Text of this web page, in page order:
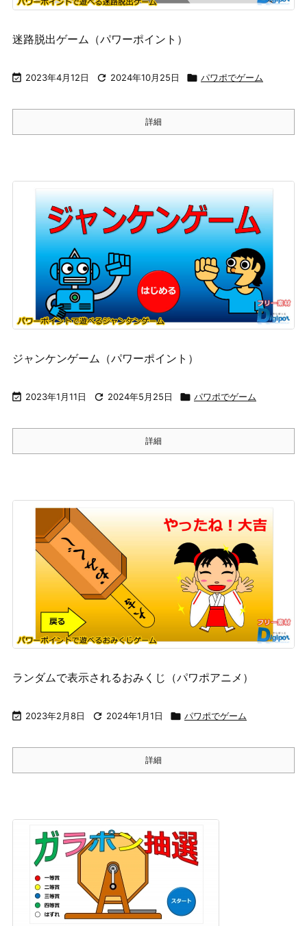
迷路脱出ゲーム（パワーポイント）
 2023年4月12日  2024年10月25日  パワポでゲーム
詳細
ジャンケンゲーム（パワーポイント）
 2023年1月11日  2024年5月25日  パワポでゲーム
詳細
ランダムで表示されるおみくじ（パワポアニメ）
 2023年2月8日  2024年1月1日  パワポでゲーム
詳細